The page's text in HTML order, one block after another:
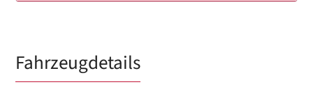
Fahrzeugdetails